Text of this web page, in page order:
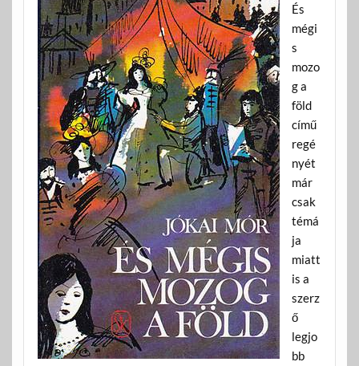
És
mégi
s
mozo
g a
föld
című
regé
nyét
már
csak
témá
ja
miatt
is a
szerz
ő
legjo
bb